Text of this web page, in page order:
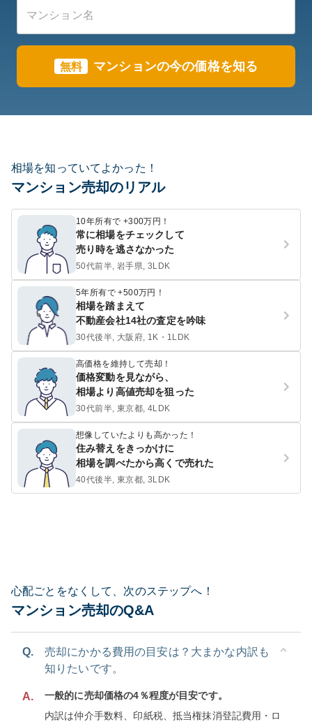
無料 マンションの今の価格を知る
相場を知っていてよかった！
マンション売却のリアル
10年所有で +300万円！
常に相場をチェックして
売り時を逃さなかった
50代前半, 岩手県, 3LDK
5年所有で +500万円！
相場を踏まえて
不動産会社14社の査定を吟味
30代後半, 大阪府, 1K・1LDK
高価格を維持して売却！
価格変動を見ながら、
相場より高値売却を狙った
30代前半, 東京都, 4LDK
想像していたよりも高かった！
住み替えをきっかけに
相場を調べたから高くで売れた
40代後半, 東京都, 3LDK
心配ごとをなくして、次のステップへ！
マンション売却のQ&A
Q.
売却にかかる費用の目安は？大まかな内訳も
知りたいです。
A.
一般的に売却価格の4％程度が目安です。
内訳は仲介手数料、印紙税、抵当権抹消登記費用・ロ